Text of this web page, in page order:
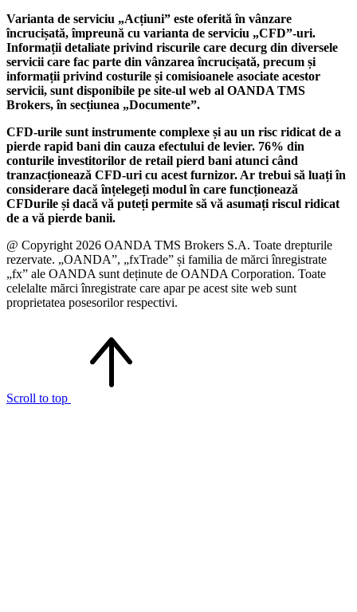
Varianta de serviciu „Acțiuni” este oferită în vânzare
încrucișată, împreună cu varianta de serviciu „CFD”-uri.
Informații detaliate privind riscurile care decurg din diversele
servicii care fac parte din vânzarea încrucișată, precum și
informații privind costurile și comisioanele asociate acestor
servicii, sunt disponibile pe site-ul web al OANDA TMS
Brokers, în secțiunea „Documente”.
CFD-urile sunt instrumente complexe și au un risc ridicat de a
pierde rapid bani din cauza efectului de levier. 76% din
conturile investitorilor de retail pierd bani atunci când
tranzacționează CFD-uri cu acest furnizor. Ar trebui să luați în
considerare dacă înțelegeți modul în care funcționează
CFDurile și dacă vă puteți permite să vă asumați riscul ridicat
de a vă pierde banii.
@ Copyright 2026 OANDA TMS Brokers S.A. Toate drepturile
rezervate. „OANDA”, „fxTrade” și familia de mărci înregistrate
„fx” ale OANDA sunt deținute de OANDA Corporation. Toate
celelalte mărci înregistrate care apar pe acest site web sunt
proprietatea posesorilor respectivi.
Scroll to top